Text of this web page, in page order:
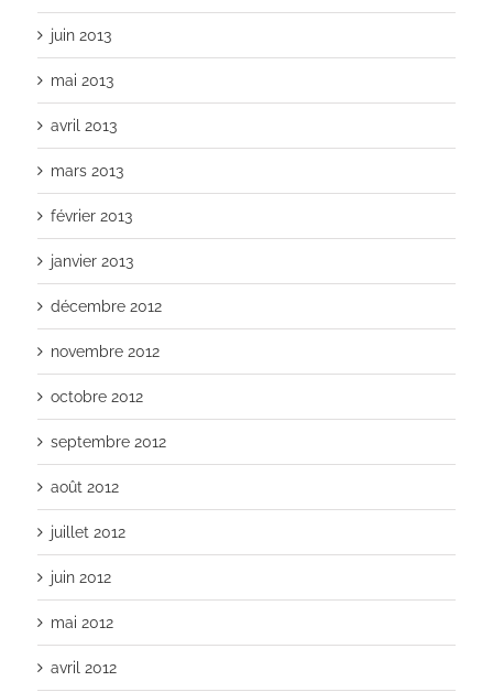
juin 2013
mai 2013
avril 2013
mars 2013
février 2013
janvier 2013
décembre 2012
novembre 2012
octobre 2012
septembre 2012
août 2012
juillet 2012
juin 2012
mai 2012
avril 2012